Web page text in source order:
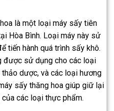
là một loại máy sấy tiên
Hòa Bình. Loại máy này sử
tiến hành quá trình sấy khô.
được sử dụng cho các loại
dược, và các loại hương
sấy thăng hoa giúp giữ lại
các loại thực phẩm.